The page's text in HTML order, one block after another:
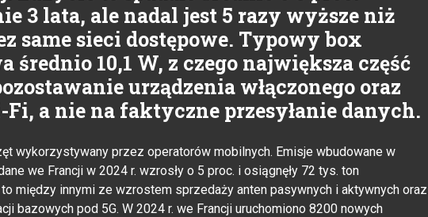
3 lata, ale nadal jest 5 razy wyższe niż
same sieci dostępowe. Typowy box
10,1 W, z czego największa część
urządzenia włączonego oraz
a nie na faktyczne przesyłanie danych.
wykorzystywany przez operatorów mobilnych. Emisje wbudowane w
we Francji w 2024 r. wzrosły o 5 proc. i osiągnęły 72 tys. ton
między innymi ze wzrostem sprzedaży anten pasywnych i aktywnych oraz
bazowych pod 5G. W 2024 r. we Francji uruchomiono 8200 nowych